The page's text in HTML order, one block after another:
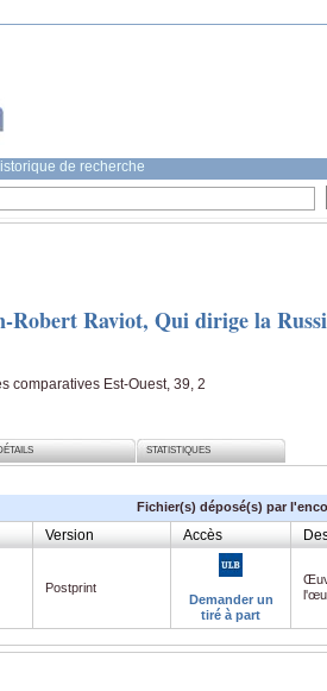
de recherche
Robert Raviot, Qui dirige la
comparatives Est-Ouest, 39, 2
STATISTIQUES
Fichier(s) déposé(s) par
Version Accès
Postprint
Demander un
tiré à part